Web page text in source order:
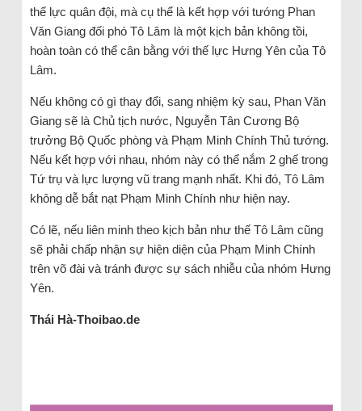
thế lực quân đội, mà cụ thể là kết hợp với tướng Phan
Văn Giang đối phó Tô Lâm là một kịch bản không tồi,
hoàn toàn có thể cân bằng với thế lực Hưng Yên của Tô
Lâm.
Nếu không có gì thay đổi, sang nhiệm kỳ sau, Phan Văn
Giang sẽ là Chủ tịch nước, Nguyễn Tân Cương Bộ
trưởng Bộ Quốc phòng và Phạm Minh Chính Thủ tướng.
Nếu kết hợp với nhau, nhóm này có thể nắm 2 ghế trong
Tứ trụ và lực lượng vũ trang mạnh nhất. Khi đó, Tô Lâm
không dễ bắt nạt Phạm Minh Chính như hiện nay.
Có lẽ, nếu liên minh theo kịch bản như thế Tô Lâm cũng
sẽ phải chấp nhận sự hiện diện của Phạm Minh Chính
trên võ đài và tránh được sự sách nhiễu của nhóm Hưng
Yên.
Thái Hà-Thoibao.de